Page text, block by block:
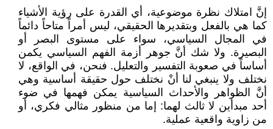
إنَّ امتلاك نظرة موضوعية، أي القدرة على رؤية الأشياء
كما هي بالفعل وبتقديرها الحقيقي، ليس أمراً متاحاً دائماً
في المجال السياسي، سواء على مستوى البصر أو
البصيرة. ولا شك أنَّ جوهر أزمة الفهم السياسي يكمن
أساساً في صعوبة التفسير والتعليل. فنحن، في الواقع، لا
نختلف ولا ينبغي لنا أنْ نختلف حول حقيقة أساسية وهي
أنَّ الظواهر والأحداث السياسية يمكن فهمها في ضوء
أحد مبدأين لا ثالث لهما: إما من منظور مثالي فكري، أو
من زاوية واقعية عملية.